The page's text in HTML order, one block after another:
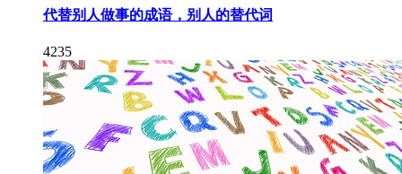
代替别人做事的成语，别人的替代词
4235